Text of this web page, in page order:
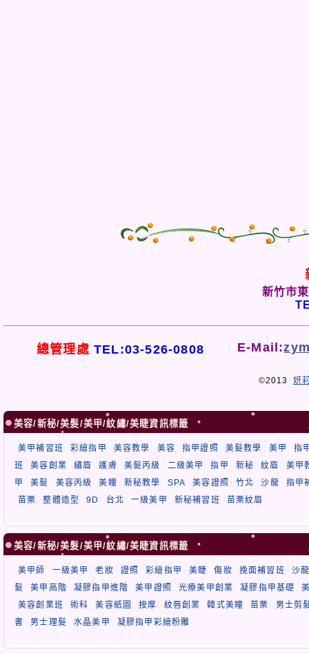
新竹市
總管理處 TEL:03-526-0808 E-Mail:
©2013 妍
美容/新秘/美髮/美甲/紋繡/美睫資訊標籤
美甲補習班 彩繪指甲 美容教學 美容 指甲證照 美髮教學 美甲
指
班
美容創業 繡眉 護膚 美髮丙級 二級美甲 指甲 新秘 紋眉
美甲
甲
美髮 美容丙級 美瞳 新秘教學 SPA 美容證照 竹北 沙龍
指甲
苗栗
整體造型 9D 台北 一級美甲 新秘補習班 苗栗紋眉
美容/新秘/美髮/美甲/紋繡/美睫資訊標籤
美甲師 一級美甲 老妝 證照 彩繪指甲 美睫 傷妝 挽面補習班
沙
髮
美甲高階 凝膠指甲進階 美甲證照 光療美甲創業 凝膠指甲基礎
美容創業班
術科 美容紙圖 按摩 紋唇創業 韓式美瞳 苗栗
男士剪
書
男士理髮 水晶美甲 凝膠指甲彩繪粉雕